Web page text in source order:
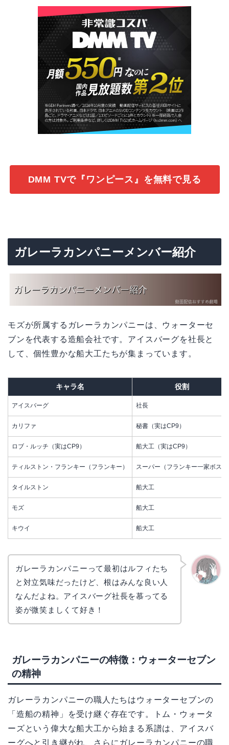
DMM TVで『ワンピース』を無料で見る
ガレーラカンパニーメンバー紹介
モズが所属するガレーラカンパニーは、ウォーターセ
ブンを代表する造船会社です。アイスバーグを社長と
して、個性豊かな船大工たちが集まっています。
キャラ名 役割
アイスバーグ 社長
カリファ 秘書（実はCP9）
ロブ・ルッチ（実はCP9） 船大工（実はCP9）
ティルストン・フランキー（フランキー） スーパー（フランキー一家ボス）
タイルストン 船大工
モズ 船大工
キウイ 船大工
ガレーラカンパニーって最初はルフィたち
と対立気味だったけど、根はみんな良い人
なんだよね。アイスバーグ社長を慕ってる
姿が微笑ましくて好き！
ガレーラカンパニーの特徴：ウォーターセブン
の精神
ガレーラカンパニーの職人たちはウォーターセブンの
「造船の精神」を受け継ぐ存在です。トム・ウォータ
ーズという偉大な船大工から始まる系譜は、アイスバ
ーグへと引き継がれ、さらにガレーラカンパニーの職